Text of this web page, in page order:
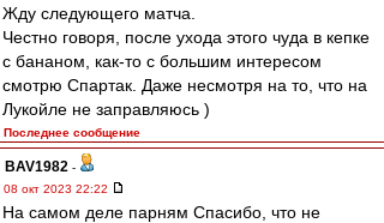
Жду следующего матча.
Честно говоря, после ухода этого чуда в кепке
с бананом, как-то с большим интересом
смотрю Спартак. Даже несмотря на то, что на
Лукойле не заправляюсь )
Последнее сообщение
BAV1982 -
08 окт 2023 22:22
На самом деле парням Спасибо, что не